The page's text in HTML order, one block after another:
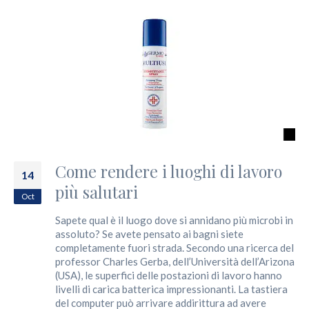
14
Oct
Come rendere i luoghi di lavoro
più salutari
Sapete qual è il luogo dove si annidano più microbi in
assoluto? Se avete pensato ai bagni siete
completamente fuori strada. Secondo una ricerca del
professor Charles Gerba, dell’Università dell’Arizona
(USA), le superfici delle postazioni di lavoro hanno
livelli di carica batterica impressionanti. La tastiera
del computer può arrivare addirittura ad avere